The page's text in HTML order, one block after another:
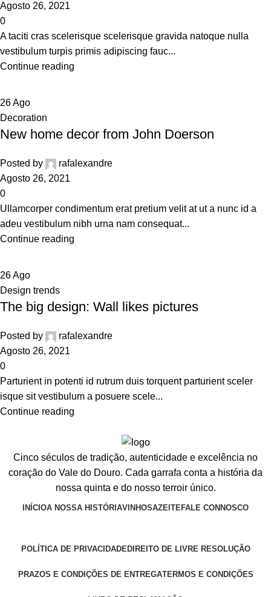
Agosto 26, 2021
0
A taciti cras scelerisque scelerisque gravida natoque nulla
vestibulum turpis primis adipiscing fauc...
Continue reading
26Ago
Decoration
New home decor from John Doerson
Posted by
rafalexandre
Agosto 26, 2021
0
Ullamcorper condimentum erat pretium velit at ut a nunc id a
adeu vestibulum nibh urna nam consequat...
Continue reading
26Ago
Design trends
The big design: Wall likes pictures
Posted by
rafalexandre
Agosto 26, 2021
0
Parturient in potenti id rutrum duis torquent parturient sceler
isque sit vestibulum a posuere scele...
Continue reading
Cinco séculos de tradição, autenticidade e excelência no
coração do Vale do Douro. Cada garrafa conta a história da
nossa quinta e do nosso terroir único.
INÍCIOA NOSSA HISTÓRIAVINHOSAZEITEFALE CONNOSCO
POLÍTICA DE PRIVACIDADE DIREITO DE LIVRE RESOLUÇÃO
PRAZOS E CONDIÇÕES DE ENTREGATERMOS E CONDIÇÕES